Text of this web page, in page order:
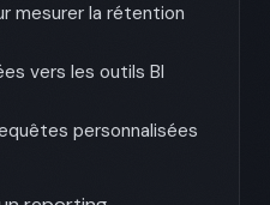
mesurer la rétention
vers les outils BI
personnalisées